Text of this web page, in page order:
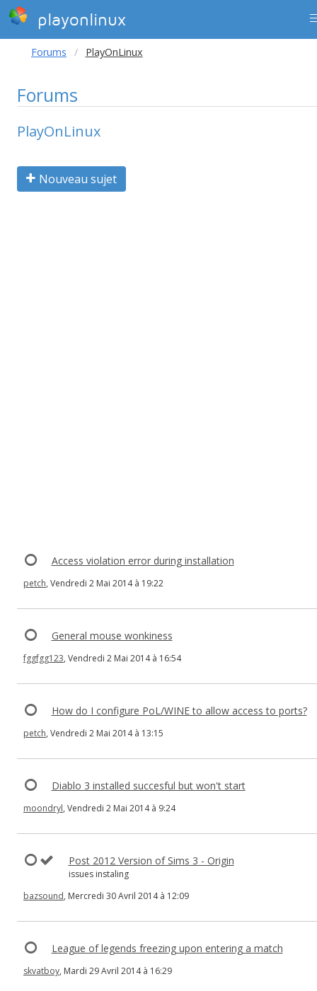
playonlinux
Forums PlayOnLinux
Forums
PlayOnLinux
Nouveau sujet
Access violation error during installation
petch, Vendredi 2 Mai 2014 à 19:22
General mouse wonkiness
fggfgg123, Vendredi 2 Mai 2014 à 16:54
How do I configure PoL/WINE to allow access to ports?
petch, Vendredi 2 Mai 2014 à 13:15
Diablo 3 installed succesful but won't start
moondryl, Vendredi 2 Mai 2014 à 9:24
Post 2012 Version of Sims 3 - Origin
issues instaling
bazsound, Mercredi 30 Avril 2014 à 12:09
League of legends freezing upon entering a match
skvatboy, Mardi 29 Avril 2014 à 16:29